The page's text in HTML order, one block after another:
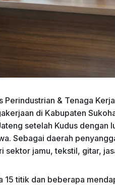
Perindustrian & Tenaga
di Kabupaten
setelah Kudus dengan
Sebagai daerah
sektor jamu, tekstil, gitar,
15 titik dan beberapa